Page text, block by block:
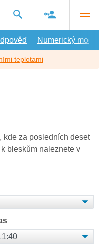
Numerický model
teplotami
kde za posledních deset
bleskům naleznete v